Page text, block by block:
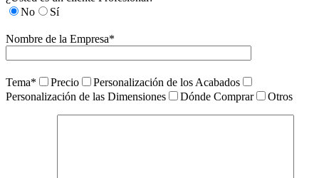
No
Sí
Nombre de la Empresa*
Tema* Precio
Personalización de los Acabados
Personalización de las Dimensiones
Dónde Comprar Otros